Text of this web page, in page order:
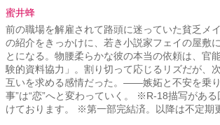
ラブストーリーです。 古風な恋愛物語をお好き
けますと幸いです。 ハッピーエンドを心がけて
いい物語を努めます。 ※小説家になろう様にも
ております。
蜜井蜂
前の職場を解雇されて路頭に迷っていた貧乏メ
の紹介をきっかけに、若き小説家フェイの屋敷
とになる。物腰柔らかな彼の本当の依頼は、官
験的資料協力」。割り切って応じるリズだが、
互いを求める感情だった。――嫉妬と不安を乗
事”は“恋”へと変わっていく。 ※R-18描写があ
けております。 ※第一部完結済。以降は不定期